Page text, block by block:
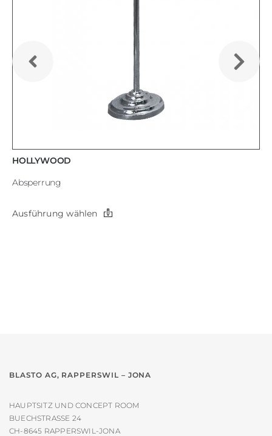
HOLLYWOOD
Absperrung
Ausführung wählen
Dieses
BLASTO AG, RAPPERSWIL – JONA
HAUPTSITZ UND CONCEPT ROOM
BUECHSTRASSE 24
CH-8645 RAPPERSWIL-JONA